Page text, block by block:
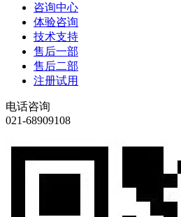
咨询中心
体验咨询
技术支持
售后一部
售后二部
注册试用
电话咨询
021-68909108